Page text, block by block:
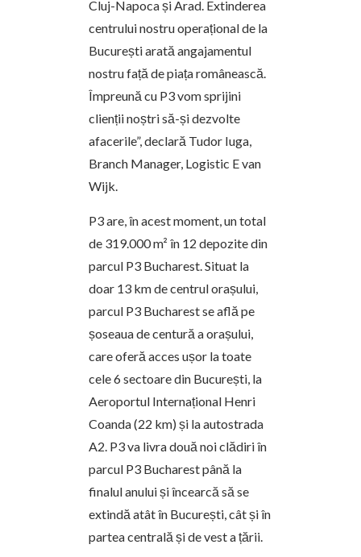
Cluj-Napoca și Arad. Extinderea
centrului nostru operațional de la
București arată angajamentul
nostru față de piața românească.
Împreună cu P3 vom sprijini
clienții noștri să-și dezvolte
afacerile”, declară Tudor Iuga,
Branch Manager, Logistic E van
Wijk.
P3 are, în acest moment, un total
de 319.000 m² în 12 depozite din
parcul P3 Bucharest. Situat la
doar 13 km de centrul orașului,
parcul P3 Bucharest se află pe
șoseaua de centură a orașului,
care oferă acces ușor la toate
cele 6 sectoare din București, la
Aeroportul Internațional Henri
Coanda (22 km) și la autostrada
A2. P3 va livra două noi clădiri în
parcul P3 Bucharest până la
finalul anului și încearcă să se
extindă atât în București, cât și în
partea centrală și de vest a țării.